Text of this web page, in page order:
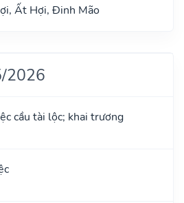
Ất Hợi, Đinh Mão
2026
cầu tài lộc; khai trương